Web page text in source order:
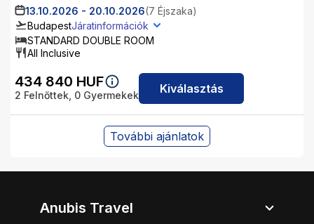
13.10.2026 - 20.10.2026(7 Éjszaka)
BudapestJáratinformációk
STANDARD DOUBLE ROOM
All Inclusive
434 840 HUF
2 Felnőttek, 0 Gyermekek Kiválasztás
További ajánlatok
Anubis Travel